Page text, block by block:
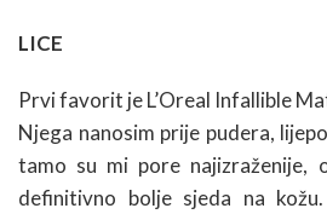
LICE
Prvi favorit je L’Oreal Infallible
Njega nanosim prije pudera,
tamo su mi pore najizraženije,
definitivno bolje sjeda na